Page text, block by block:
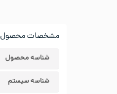
مشخصات محصول
شناسه محصول
شناسه سیستم